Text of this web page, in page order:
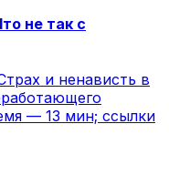
не так с
и ненависть в
— 13 мин; ссылки